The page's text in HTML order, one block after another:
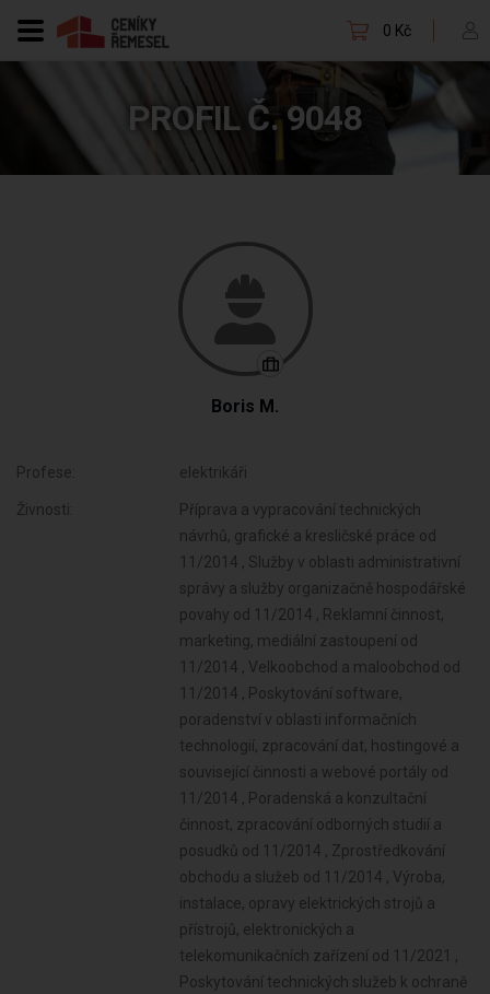
0 Kč
PROFIL Č. 9048
Boris M.
Profese: elektrikáři
Živnosti:
Příprava a vypracování technických
návrhů, grafické a kresličské práce od
11/2014 , Služby v oblasti administrativní
správy a služby organizačně hospodářské
povahy od 11/2014 , Reklamní činnost,
marketing, mediální zastoupení od
11/2014 , Velkoobchod a maloobchod od
11/2014 , Poskytování software,
poradenství v oblasti informačních
technologií, zpracování dat, hostingové a
související činnosti a webové portály od
11/2014 , Poradenská a konzultační
činnost, zpracování odborných studií a
posudků od 11/2014 , Zprostředkování
obchodu a služeb od 11/2014 , Výroba,
instalace, opravy elektrických strojů a
přístrojů, elektronických a
telekomunikačních zařízení od 11/2021 ,
Poskytování technických služeb k ochraně